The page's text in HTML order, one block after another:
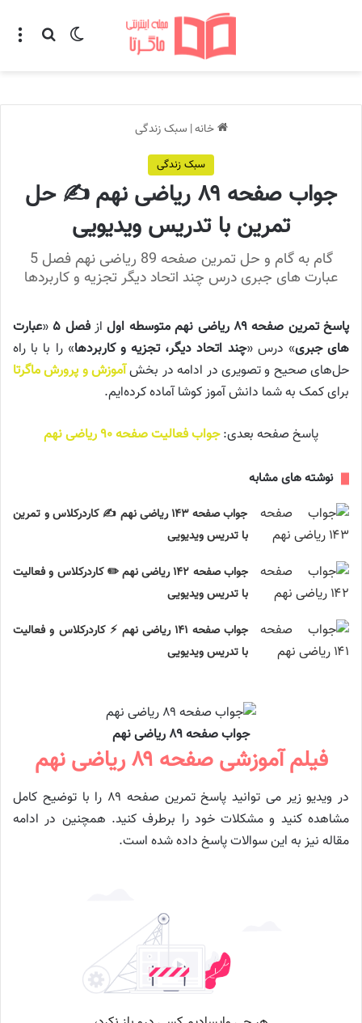
تغییر پوسته
خانه| سبک زندگی
سبک زندگی
جواب صفحه ۸۹ ریاضی نهم ✍️ حل
تمرین با تدریس ویدیویی
گام به گام و حل تمرین صفحه 89 ریاضی نهم فصل 5
عبارت های جبری درس چند اتحاد دیگر تجزیه و کاربردها
پاسخ تمرین صفحه ۸۹ ریاضی نهم متوسطه اول ازفصل ۵ «عبارت
های جبری» درس «چند اتحاد دیگر، تجزیه و کاربردها» را با با راه
حل‌های صحیح و تصویری در ادامه در بخشآموزش و پرورش ماگرتا
برای کمک به شما دانش آموز کوشا آماده کرده‌ایم.
پاسخ صفحه بعدی:جواب فعالیت صفحه ۹۰ ریاضی نهم
نوشته های مشابه
جواب صفحه ۱۴۳ ریاضی نهم ✍️ کاردرکلاس و تمرین
با تدریس ویدیویی
جواب صفحه ۱۴۲ ریاضی نهم ✏️ کاردرکلاس و فعالیت
با تدریس ویدیویی
جواب صفحه ۱۴۱ ریاضی نهم ⚡ کاردرکلاس و فعالیت
با تدریس ویدیویی
جواب صفحه ۸۹ ریاضی نهم
فیلم آموزشی صفحه ۸۹ ریاضی نهم
در ویدیو زیر می توانید پاسخ تمرین صفحه ۸۹ را با توضیح کامل
مشاهده کنید و مشکلات خود را برطرف کنید. همچنین در ادامه
مقاله نیز به این سوالات پاسخ داده شده است.